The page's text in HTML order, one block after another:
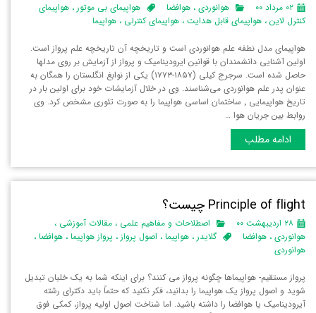
۰۲ مرداد ۰۰ هوانوردی ، هوافضا هواپیمای بی موتور ، هواپیمای
کنترل لاین ، هواپیمای قابل هدایت ، هواپیمای کنترلی ، هواپیما
هواپیمای مدل نطفه علم هوانوردی است و تاریخچه آن تاریخچه علم پرواز است.
اولین آشنایی دانشمندان با قوانین ایرودینامیک و پرواز از آزمایش بر روی مدلها
حاصل شده است. سرجرج کیلی (۱۸۵۷-۱۷۷۳) یکی از نوابغ انگلستان را همگان به
عنوان پدر علم هوانوردی می‌شناسند. وی در خلال آزمایشات خود برای اولین بار در
تاریخ هواپیمایی ٬ ساختمان اساسی هواپیما را به صورت تئوری مشخص کرد. وی
روابط بین جریان هوا …
ادامه مطلب
Principle of flight چیست؟
۲۸ اردیبهشت ۰۰ اصطلاحات و مفاهیم علمی ، مقالات آموزشی ،
هوانوردی ، هوافضا گلایدر ، هواپیما ، اصول پرواز ، پرواز هواپیما ، هوافضا ،
هوانوردی
پرواز مستقیم- هواپیماها چگونه پرواز می کنند؟ برای اینکه شما به یک خلبان تبدیل
شوید و اصول پرواز یک هواپیما را بدانید، فکر نکنید که حتماً باید دکترای رشته
آیرودینامیک یا هوافضا را داشته باشید. اما شناخت اصول اولیه پرواز، کمکی فوق